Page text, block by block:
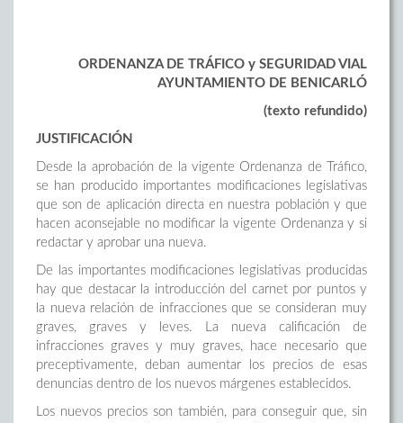
ORDENANZA DE TRÁFICO y SEGURIDAD VIAL
AYUNTAMIENTO DE BENICARLÓ
(texto refundido)
JUSTIFICACIÓN
Desde la aprobación de la vigente Ordenanza de Tráfico,
se han producido importantes modificaciones legislativas
que son de aplicación directa en nuestra población y que
hacen aconsejable no modificar la vigente Ordenanza y si
redactar y aprobar una nueva.
De las importantes modificaciones legislativas producidas
hay que destacar la introducción del carnet por puntos y
la nueva relación de infracciones que se consideran muy
graves, graves y leves. La nueva calificación de
infracciones graves y muy graves, hace necesario que
preceptivamente, deban aumentar los precios de esas
denuncias dentro de los nuevos márgenes establecidos.
Los nuevos precios son también, para conseguir que, sin